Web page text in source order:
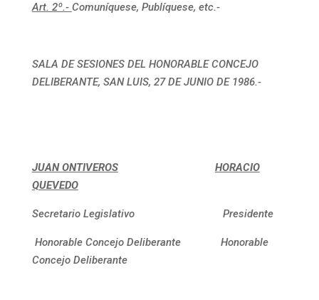
Art. 2º.- Comuníquese, Publíquese, etc.-
SALA DE SESIONES DEL HONORABLE CONCEJO
DELIBERANTE, SAN LUIS, 27 DE JUNIO DE 1986.-
JUAN ONTIVEROS
HORACIO
QUEVEDO
Secretario Legislativo Presidente
Honorable Concejo Deliberante Honorable
Concejo Deliberante